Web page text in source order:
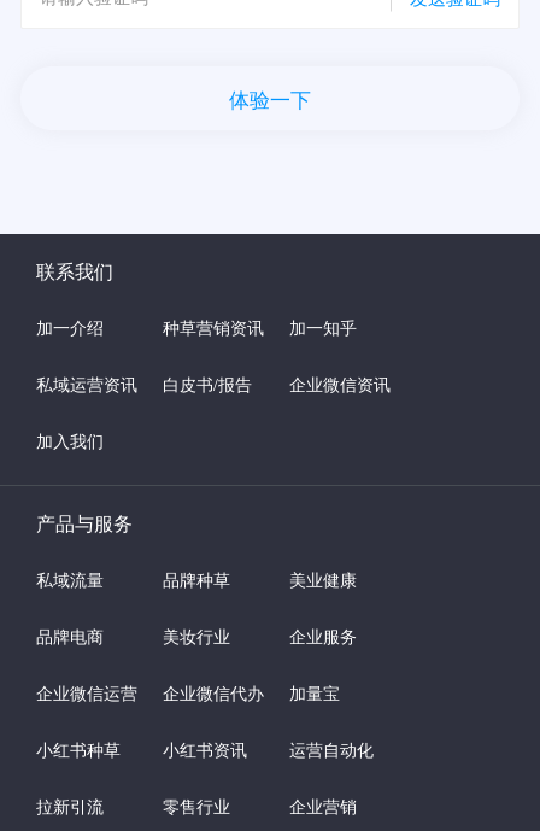
体验一下
联系我们
加一介绍 种草营销资讯 加一知乎
私域运营资讯 白皮书/报告 企业微信资讯
加入我们
产品与服务
私域流量 品牌种草 美业健康
品牌电商 美妆行业 企业服务
企业微信运营 企业微信代办 加量宝
小红书种草 小红书资讯 运营自动化
拉新引流 零售行业 企业营销